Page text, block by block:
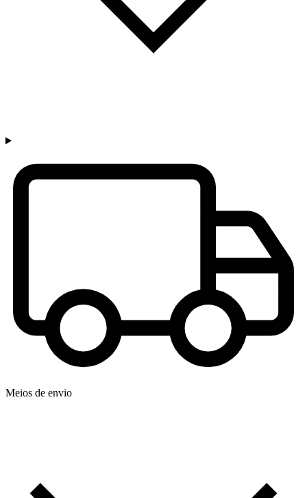
Meios de envio